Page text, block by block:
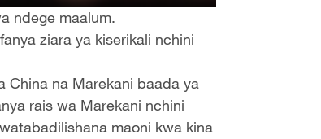
ndege maalum.
ziara ya kiserikali nchini
China na Marekani baada ya
rais wa Marekani nchini
maoni kwa kina